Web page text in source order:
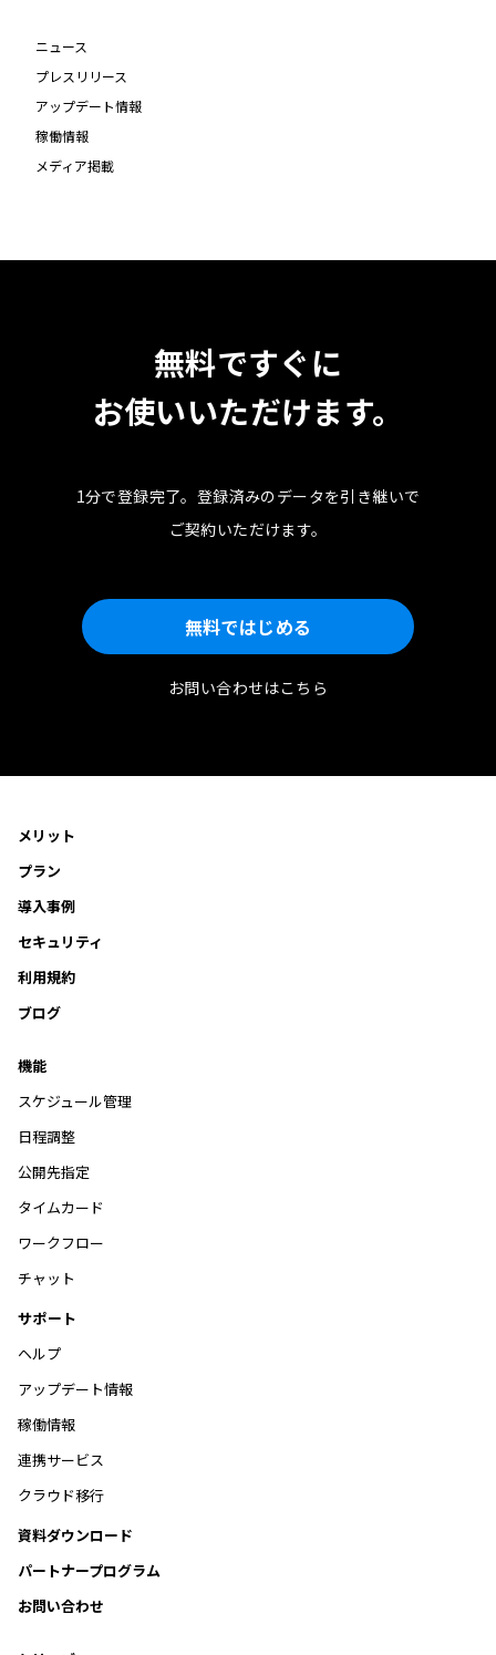
ニュース
プレスリリース
アップデート情報
稼働情報
メディア掲載
無料ですぐに
お使いいただけます。
1分で登録完了。 登録済みのデータを引き継いで
ご契約いただけます。
無料ではじめる
お問い合わせはこちら
メリット
プラン
導入事例
セキュリティ
利用規約
ブログ
機能
スケジュール管理
日程調整
公開先指定
タイムカード
ワークフロー
チャット
サポート
ヘルプ
アップデート情報
稼働情報
連携サービス
クラウド移行
資料ダウンロード
パートナープログラム
お問い合わせ